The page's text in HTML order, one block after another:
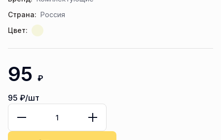
Страна: Россия
Цвет:
95 ₽
95 ₽/шт